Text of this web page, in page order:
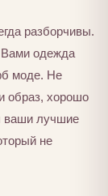
разборчивы.
одежда
моде. Не
образ, хорошо
ваши лучшие
не